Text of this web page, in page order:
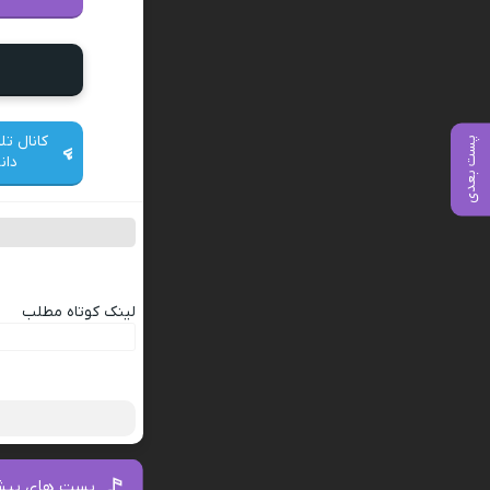
پست بعدی
کانال
لینک کوتاه مطلب